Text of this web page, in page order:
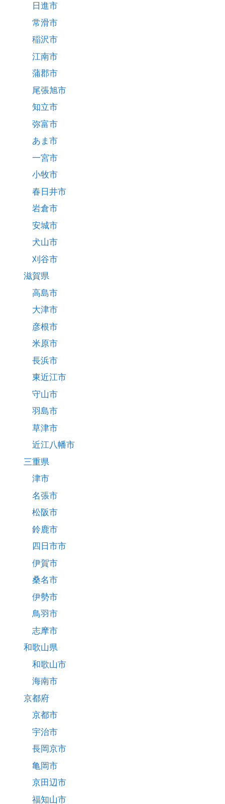
日進市
常滑市
稲沢市
江南市
蒲郡市
尾張旭市
知立市
弥富市
あま市
一宮市
小牧市
春日井市
岩倉市
安城市
犬山市
刈谷市
滋賀県
高島市
大津市
彦根市
米原市
長浜市
東近江市
守山市
羽島市
草津市
近江八幡市
三重県
津市
名張市
松阪市
鈴鹿市
四日市市
伊賀市
桑名市
伊勢市
鳥羽市
志摩市
和歌山県
和歌山市
海南市
京都府
京都市
宇治市
長岡京市
亀岡市
京田辺市
福知山市